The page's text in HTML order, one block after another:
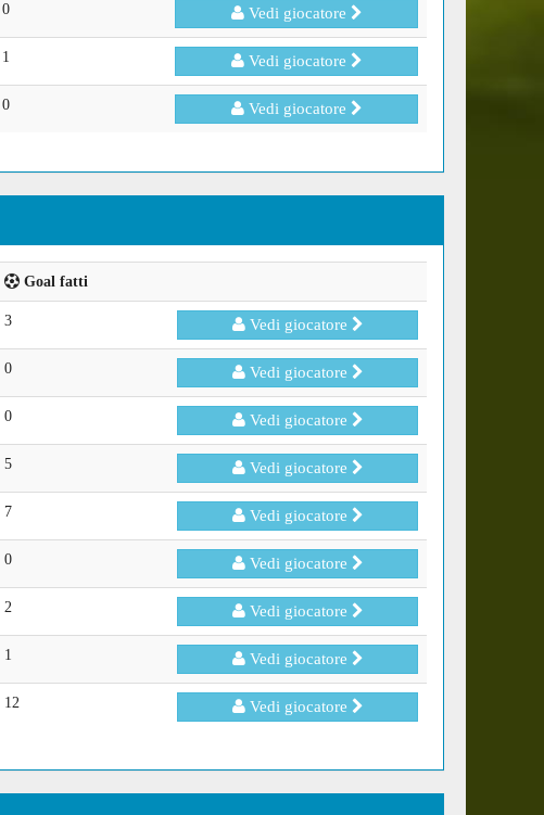
0 Vedi giocatore
1 Vedi giocatore
0 Vedi giocatore
Goal fatti
3 Vedi giocatore
0 Vedi giocatore
0 Vedi giocatore
5 Vedi giocatore
7 Vedi giocatore
0 Vedi giocatore
2 Vedi giocatore
1 Vedi giocatore
12 Vedi giocatore